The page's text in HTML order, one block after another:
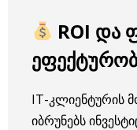
ROI და
IT-კლიენტურის
იბრუნებს